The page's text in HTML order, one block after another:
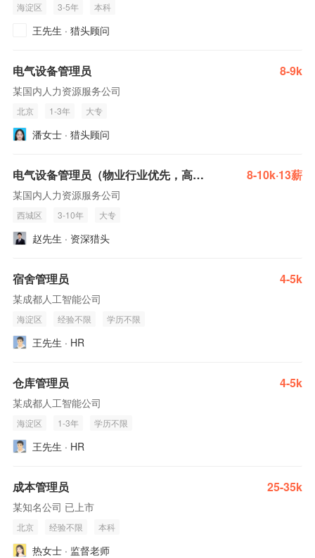
海淀区 3-5年 本科
王先生 · 猎头顾问
电气设备管理员 8-9k
某国内人力资源服务公司
北京 1-3年 大专
潘女士 · 猎头顾问
电气设备管理员（物业行业优先，高压电工证） 8-10k·13薪
某国内人力资源服务公司
西城区 3-10年 大专
赵先生 · 资深猎头
宿舍管理员 4-5k
某成都人工智能公司
海淀区 经验不限 学历不限
王先生 · HR
仓库管理员 4-5k
某成都人工智能公司
海淀区 1-3年 学历不限
王先生 · HR
成本管理员 25-35k
某知名公司 已上市
北京 经验不限 本科
热女士 · 监督老师